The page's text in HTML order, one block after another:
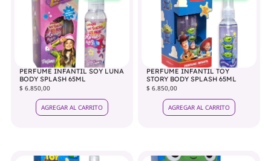
PERFUME INFANTIL SOY LUNA
BODY SPLASH 65ML
$ 6.850,00
AGREGAR AL CARRITO
PERFUME INFANTIL TOY
STORY BODY SPLASH 65ML
$ 6.850,00
AGREGAR AL CARRITO